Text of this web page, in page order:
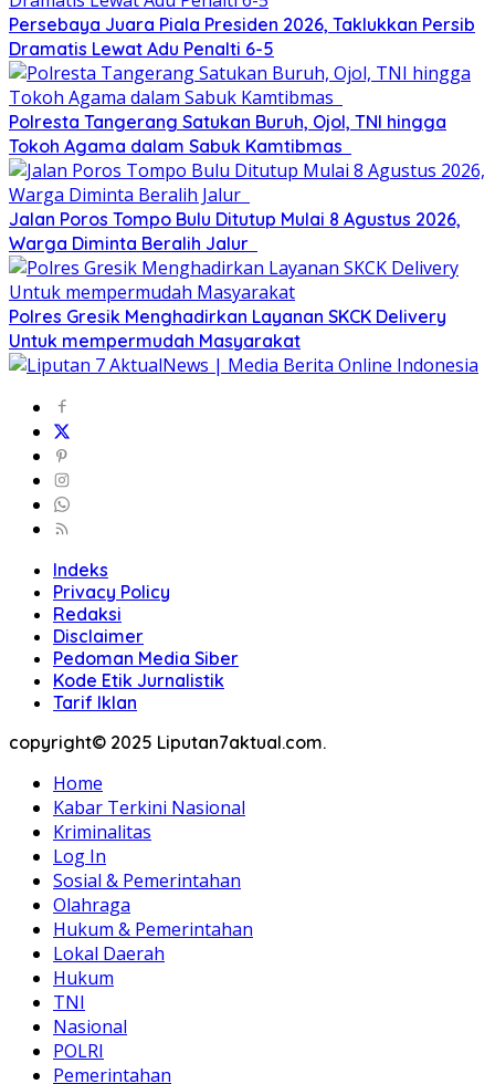
Persebaya Juara Piala Presiden 2026, Taklukkan Persib
Dramatis Lewat Adu Penalti 6-5
Polresta Tangerang Satukan Buruh, Ojol, TNI hingga
Tokoh Agama dalam Sabuk Kamtibmas
Jalan Poros Tompo Bulu Ditutup Mulai 8 Agustus 2026,
Warga Diminta Beralih Jalur
Polres Gresik Menghadirkan Layanan SKCK Delivery
Untuk mempermudah Masyarakat
Indeks
Privacy Policy
Redaksi
Disclaimer
Pedoman Media Siber
Kode Etik Jurnalistik
Tarif Iklan
copyright© 2025 Liputan7aktual.com.
Home
Kabar Terkini Nasional
Kriminalitas
Log In
Sosial & Pemerintahan
Olahraga
Hukum & Pemerintahan
Lokal Daerah
Hukum
TNI
Nasional
POLRI
Pemerintahan